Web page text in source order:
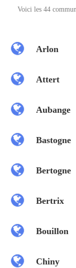
Voici les 44
Arlon
Attert
Aubange
Bastogne
Bertogne
Bertrix
Bouillon
Chiny